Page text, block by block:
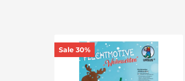
Sale 15%